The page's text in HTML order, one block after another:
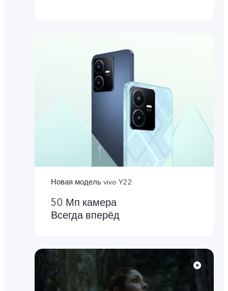
Новая модель vivo Y22
50 Мп камера
Всегда вперёд